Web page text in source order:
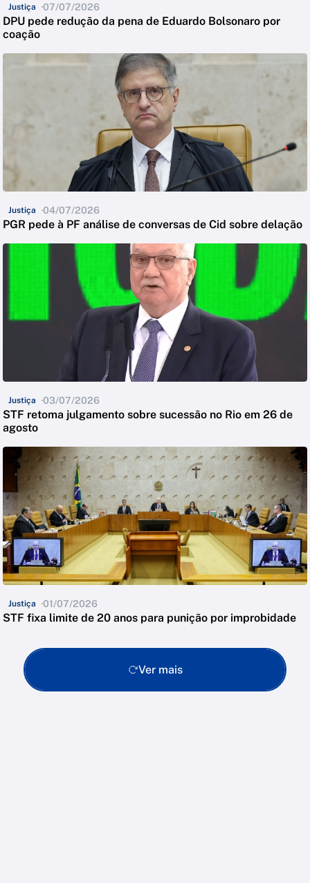
Justiça 07/07/2026
DPU pede redução da pena de Eduardo Bolsonaro por
coação
Justiça 04/07/2026
PGR pede à PF análise de conversas de Cid sobre delação
Justiça 03/07/2026
STF retoma julgamento sobre sucessão no Rio em 26 de
agosto
Justiça 01/07/2026
STF fixa limite de 20 anos para punição por improbidade
Ver mais